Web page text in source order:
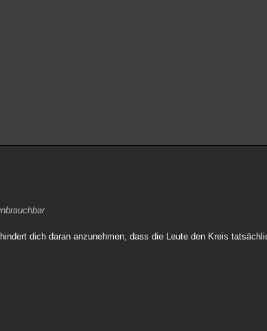
dich daran anzunehmen, dass die Leute den Kreis